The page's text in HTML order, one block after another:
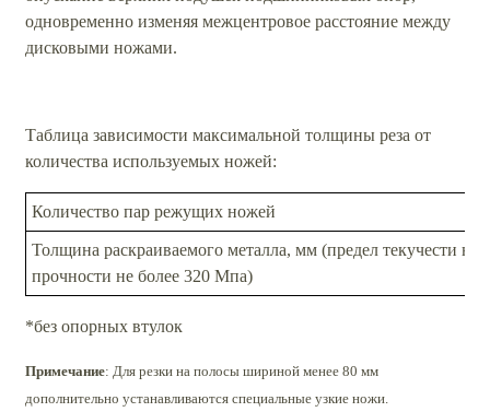
одновременно изменяя межцентровое расстояние между
дисковыми ножами.
Таблица зависимости максимальной толщины реза от
количества используемых ножей:
Количество пар режущих ножей
Толщина раскраиваемого металла, мм (предел текучести не
прочности не более 320 Мпа)
*без опорных втулок
Примечание: Для резки на полосы шириной менее 80 мм
дополнительно устанавливаются специальные узкие ножи.